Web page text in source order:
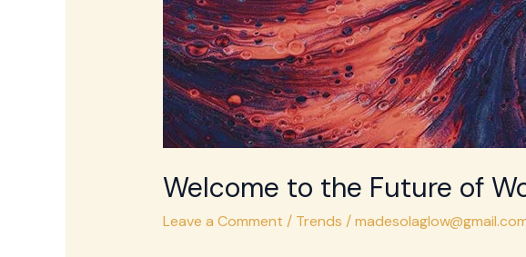
Welcome to the Future of
Leave a Comment / Trends /